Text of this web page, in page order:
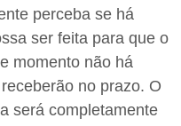
perceba se há
ser feita para que o
momento não há
no prazo. O
será completamente